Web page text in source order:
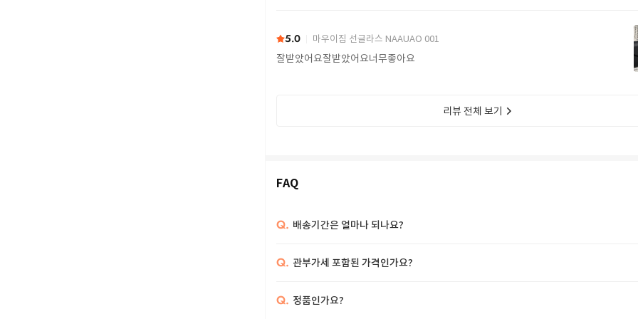
5.0 마우이짐 선글라스 NAAUAO 001
잘받았어요잘받았어요너무좋아요
리뷰 전체 보기
FAQ
Q. 배송기간은 얼마나 되나요?
Q. 관부가세 포함된 가격인가요?
Q. 정품인가요?